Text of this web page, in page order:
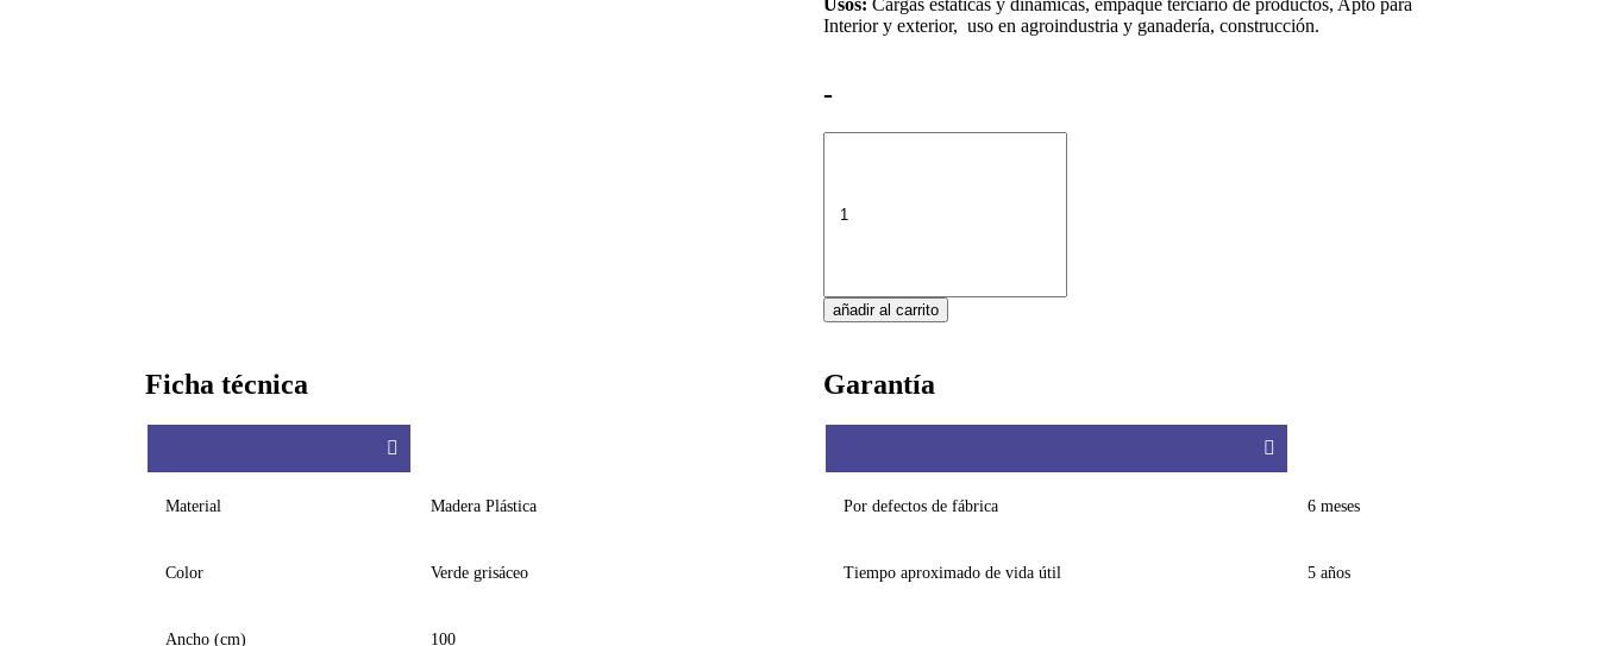
Usos: Cargas estáticas y dinámicas, empaque terciario de productos, Apto para
Interior y exterior, uso en agroindustria y ganadería, construcción.
-
añadir al carrito
Ficha técnica
Material Madera Plástica
Color Verde grisáceo
Ancho (cm) 100
Garantía
Por defectos de fábrica 6 meses
Tiempo aproximado de vida útil 5 años